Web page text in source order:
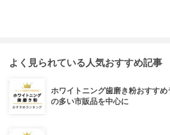
よく見られている人気おすすめ記事
ホワイトニング歯磨き粉おすす
の多い市販品を中心に